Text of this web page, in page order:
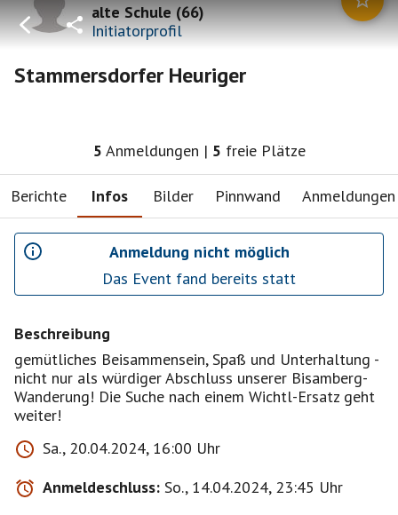
alte Schule(66)
Initiatorprofil
Stammersdorfer Heuriger
5 Anmeldungen | 5 freie Plätze
Berichte Infos Bilder Pinnwand Anmeldungen
Anmeldung nicht möglich
Das Event fand bereits statt
Beschreibung
gemütliches Beisammensein, Spaß und Unterhaltung -
nicht nur als würdiger Abschluss unserer Bisamberg-
Wanderung! Die Suche nach einem Wichtl-Ersatz geht
weiter!
Sa., 20.04.2024, 16:00 Uhr
Anmeldeschluss: So., 14.04.2024, 23:45 Uhr